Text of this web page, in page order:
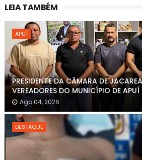
LEIA TAMBÉM
APUÍ
PRESIDENTE DA CÂMARA DE
VEREADORES DO MUNICÍPIO DE
Ago 04, 2026
DESTAQUE